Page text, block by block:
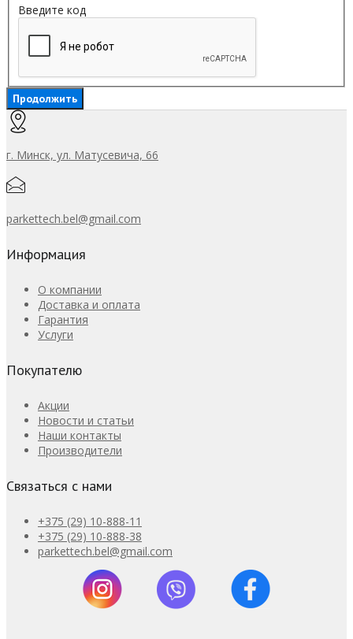
Введите код
Продолжить
г. Минск, ул. Матусевича, 66
parkettech.bel@gmail.com
Информация
О компании
Доставка и оплата
Гарантия
Услуги
Покупателю
Акции
Новости и статьи
Наши контакты
Производители
Связаться с нами
+375 (29) 10-888-11
+375 (29) 10-888-38
parkettech.bel@gmail.com